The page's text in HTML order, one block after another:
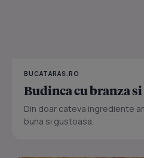
BUCATARAS.RO
Budinca cu branza
Din doar cateva ingrediente
buna si gustoasa.